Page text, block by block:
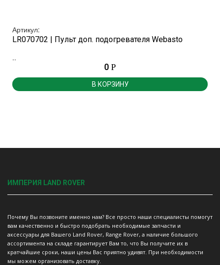
Артикул:
LR070702 | Пульт доп. подогревателя Webasto
..
0 Р
В КОРЗИНУ
ИМПЕРИЯ LAND ROVER
Почему Вы позвоните именно нам? Все просто наши специалисты помогут
вам качественно и быстро подобрать необходимые запчасти и
аксессуары для Вашего Land Rover, Range Rover, а наличие большого
ассортимента на складе гарантирует Вам то, что Вы получите их в
кратчайшие сроки, наши цены Вас приятно удивят. При необходимости
мы можем организовать доставку.